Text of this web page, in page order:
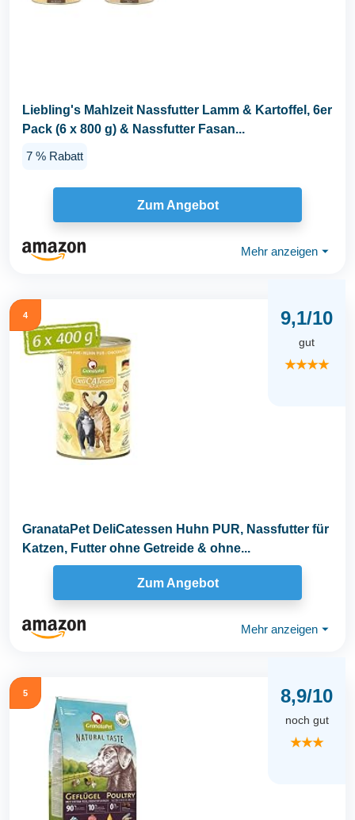
Liebling's Mahlzeit Nassfutter Lamm & Kartoffel, 6er
Pack (6 x 800 g) & Nassfutter Fasan...
7 % Rabatt
Zum Angebot
Mehr anzeigen ⏷
4 9,1/10
gut
★★★★
GranataPet DeliCatessen Huhn PUR, Nassfutter für
Katzen, Futter ohne Getreide & ohne...
Zum Angebot
Mehr anzeigen ⏷
5 8,9/10
noch gut
★★★